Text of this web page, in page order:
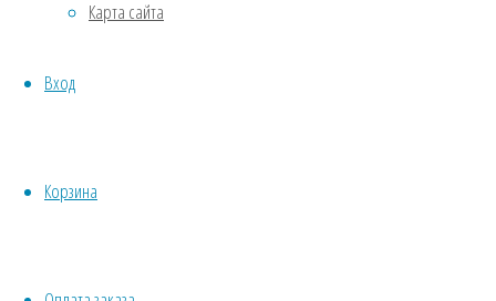
Карта сайта
Вход
Корзина
размер
Водные
Весь перечень семян магазина